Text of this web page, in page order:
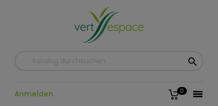


0
Anmelden